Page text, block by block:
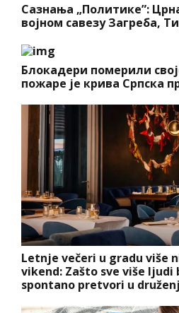
Сазнања „Политике”:
војном савезу Загреба,
Блокадери померили
пожаре је крива Српска
Letnje večeri u gradu više
vikend: Zašto sve više ljudi
spontano pretvori u